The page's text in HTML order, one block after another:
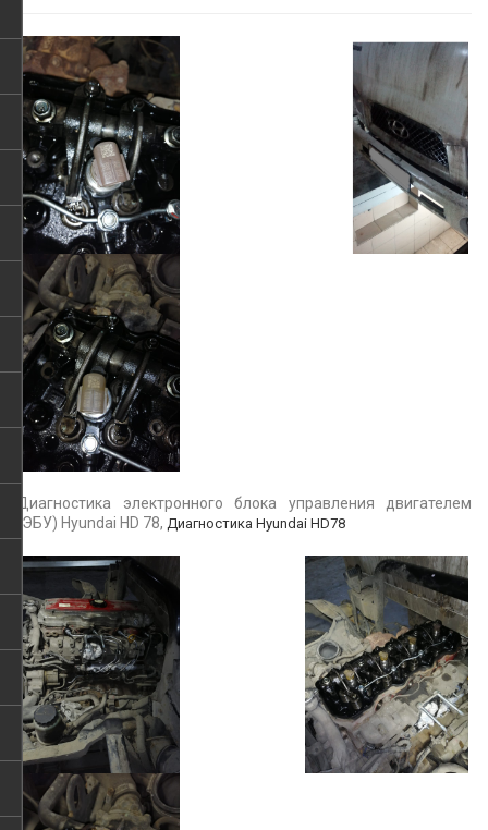
Диагностика электронного блока управления двигателем
(ЭБУ) Hyundai HD 78, Диагностика Hyundai HD78